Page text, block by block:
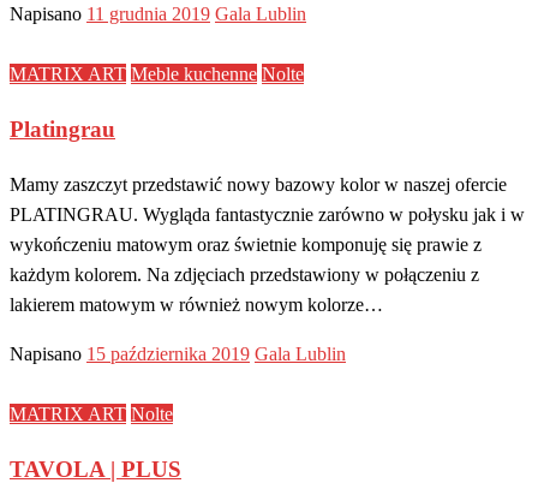
Napisano 11 grudnia 2019 Gala Lublin
MATRIX ART Meble kuchenne Nolte
Platingrau
Mamy zaszczyt przedstawić nowy bazowy kolor w naszej ofercie
PLATINGRAU. Wygląda fantastycznie zarówno w połysku jak i w
wykończeniu matowym oraz świetnie komponuję się prawie z
każdym kolorem. Na zdjęciach przedstawiony w połączeniu z
lakierem matowym w również nowym kolorze…
Napisano 15 października 2019 Gala Lublin
MATRIX ART Nolte
TAVOLA | PLUS